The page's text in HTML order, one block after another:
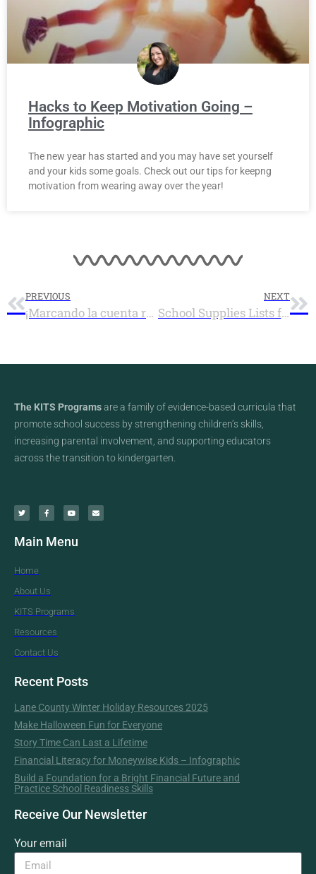
Hacks to Keep Motivation Going –
Infographic
The new year has started and you may have set yourself
and your kids some goals. Check out our tips for keepng
motivation from wearing away over the year!
PREVIOUS
¡Marcando la cuenta regresiva para el kindergarten!
NEXT
School Supplies Lists for Lane County School Districts 2019-20/ Las listas de útiles escolares 2019-20
The KITS Programsare a family of evidence-based curricula that
promote school success by strengthening children’s skills,
increasing parental involvement, and supporting educators
across the transition to kindergarten.
Main Menu
Home
About Us
KITS Programs
Resources
Contact Us
Recent Posts
Lane County Winter Holiday Resources 2025
Make Halloween Fun for Everyone
Story Time Can Last a Lifetime
Financial Literacy for Moneywise Kids – Infographic
Build a Foundation for a Bright Financial Future and
Practice School Readiness Skills
Receive Our Newsletter
Your email